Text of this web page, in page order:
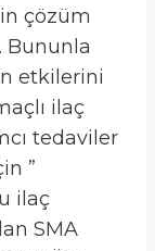
çözüm
Bununla
etkilerini
ilaç
tedaviler
”
ilaç
SMA